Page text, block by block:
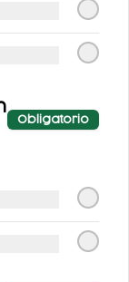
SIN
Obligatorio